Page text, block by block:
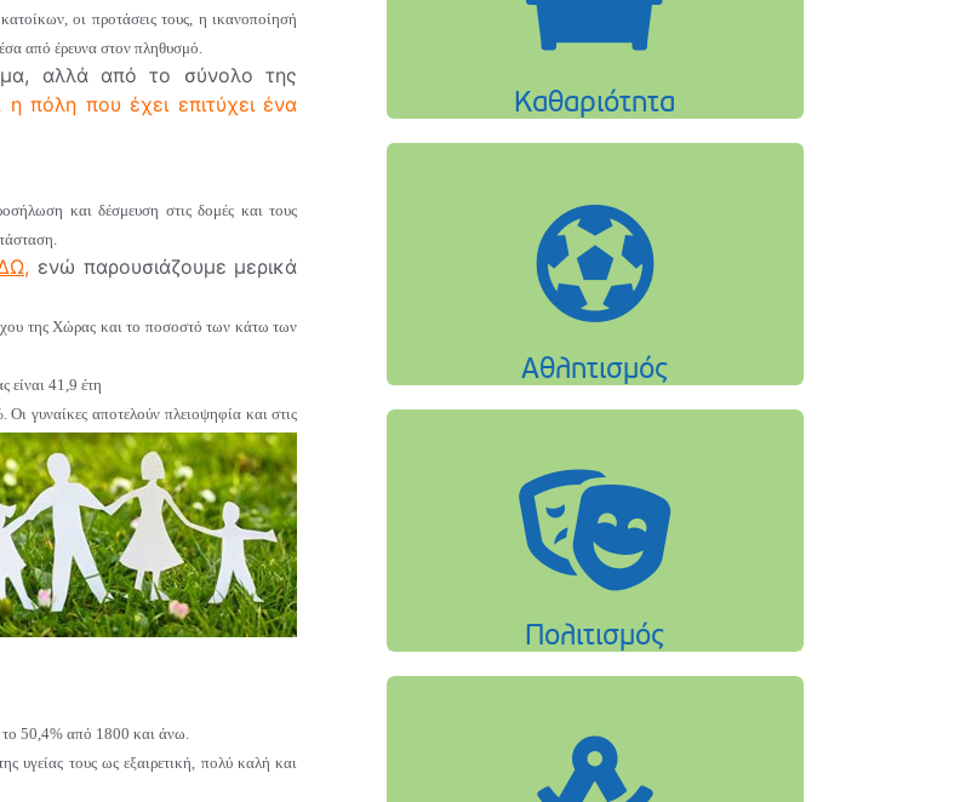
οι προτάσεις τους, η ικανοποίησή
από έρευνα στον πληθυσμό.
αλλά από το σύνολο της
πόλη που έχει επιτύχει ένα
και δέσμευση στις δομές και τους
, ενώ παρουσιάζουμε μερικά
της Χώρας και το ποσοστό των κάτω των
είναι 41,9 έτη
γυναίκες αποτελούν πλειοψηφία και στις
το 50,4% από 1800 και άνω.
υγείας τους ως εξαιρετική, πολύ καλή και